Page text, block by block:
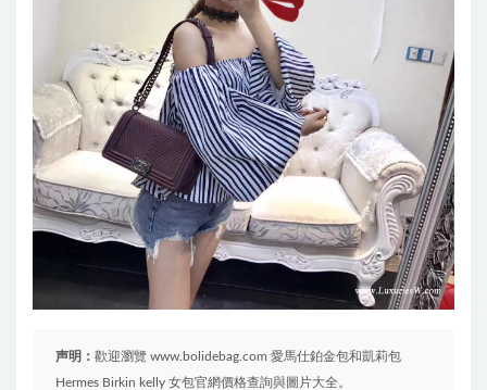
声明： 歡迎瀏覽 www.bolidebag.com 愛馬仕鉑金包和凱莉包
Hermes Birkin kelly 女包官網價格查詢與圖片大全。